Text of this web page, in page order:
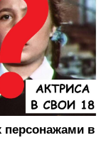
персонажами в